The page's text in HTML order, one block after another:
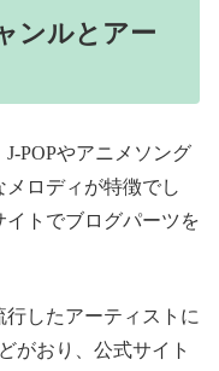
ンルとアー
POPやアニメソング
ロディが特徴でし
トでブログパーツを
行したアーティストに
がおり、公式サイト